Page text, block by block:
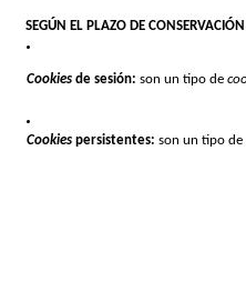
SEGÚN EL PLAZO DE CONSERVACIÓN
Cookies de sesión: son un tipo de
Cookies persistentes: son un tipo de